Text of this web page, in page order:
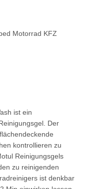
KFZ
ist ein
Der
kontrollieren zu
Reinigungsgels
zu reinigenden
ist denkbar